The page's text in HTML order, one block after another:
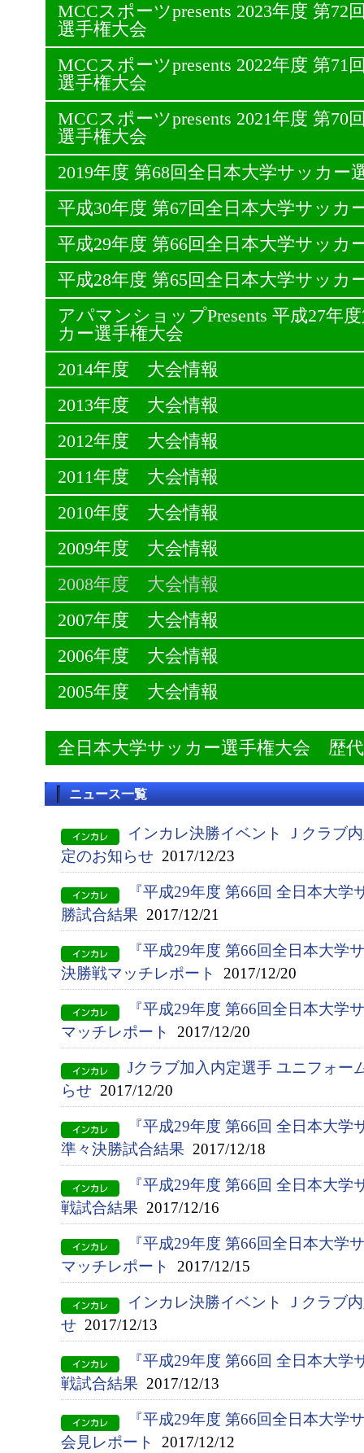
MCCスポーツpresents 2023年度 第72
選手権大会
MCCスポーツpresents 2022年度 第71
選手権大会
MCCスポーツpresents 2021年度 第70
選手権大会
2019年度 第68回全日本大学サッカー
平成30年度 第67回全日本大学サッカ
平成29年度 第66回全日本大学サッカ
平成28年度 第65回全日本大学サッカ
アパマンショップPresents 平成27年
カー選手権大会
2014年度 大会情報
2013年度 大会情報
2012年度 大会情報
2011年度 大会情報
2010年度 大会情報
2009年度 大会情報
2008年度 大会情報
2007年度 大会情報
2006年度 大会情報
2005年度 大会情報
全日本大学サッカー選手権大会 歴
ニュース一覧
インカレ決勝イベント Ｊクラブ
定のお知らせ 2017/12/23
『平成29年度 第66回 全日本大
勝試合結果 2017/12/21
『平成29年度 第66回全日本大学
決勝戦マッチレポート
2017/12/20
『平成29年度 第66回全日本大学
マッチレポート
2017/12/20
Jクラブ加入内定選手 ユニフォー
らせ 2017/12/20
『平成29年度 第66回 全日本大
準々決勝試合結果 2017/12/18
『平成29年度 第66回 全日本大
戦試合結果 2017/12/16
『平成29年度 第66回全日本大学
マッチレポート
2017/12/15
インカレ決勝イベント Ｊクラブ
せ 2017/12/13
『平成29年度 第66回 全日本大
戦試合結果 2017/12/13
『平成29年度 第66回全日本大学
会見レポート
2017/12/12